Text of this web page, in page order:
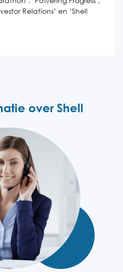
Relations’ en ‘Shell
over Shell